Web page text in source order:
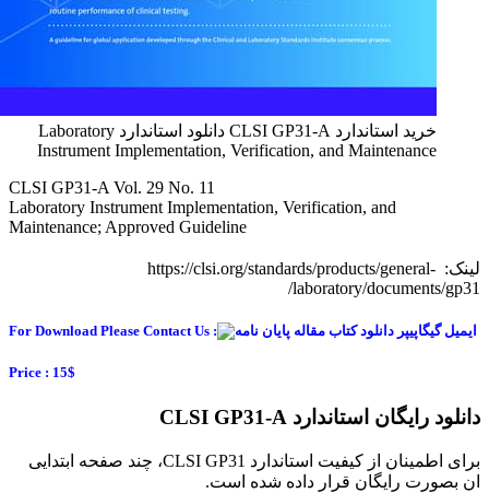
خرید استاندارد CLSI GP31-A دانلود استاندارد Laboratory
Instrument Implementation, Verification, and Maintenance
CLSI GP31-A Vol. 29 No. 11
Laboratory Instrument Implementation, Verification, and
Maintenance; Approved Guideline
لینک: https://clsi.org/standards/products/general-
laboratory/documents/gp31/
For Download Please Contact Us :
Price : 15$
دانلود رایگان استاندارد CLSI GP31-A
برای اطمینان از کیفیت استاندارد CLSI GP31، چند صفحه ابتدایی
ان بصورت رایگان قرار داده شده است.